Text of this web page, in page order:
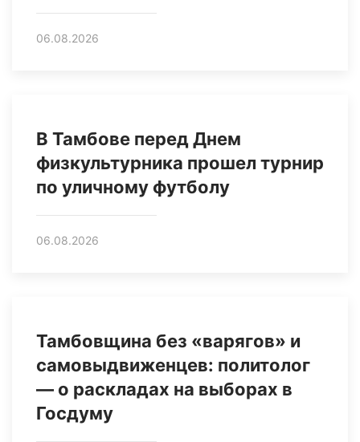
06.08.2026
В Тамбове перед Днем
физкультурника прошел турнир
по уличному футболу
06.08.2026
Тамбовщина без «варягов» и
самовыдвиженцев: политолог
— о раскладах на выборах в
Госдуму